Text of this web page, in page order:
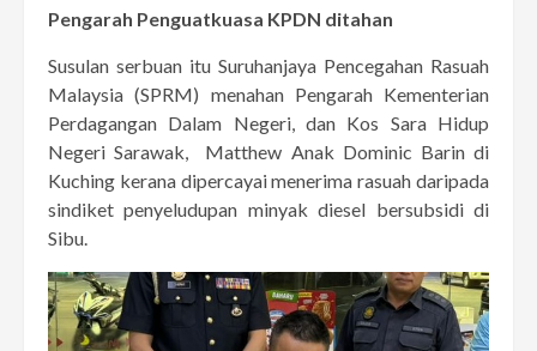
Pengarah Penguatkuasa KPDN ditahan
Susulan serbuan itu Suruhanjaya Pencegahan Rasuah
Malaysia (SPRM) menahan Pengarah Kementerian
Perdagangan Dalam Negeri, dan Kos Sara Hidup
Negeri Sarawak, Matthew Anak Dominic Barin di
Kuching kerana dipercayai menerima rasuah daripada
sindiket penyeludupan minyak diesel bersubsidi di
Sibu.